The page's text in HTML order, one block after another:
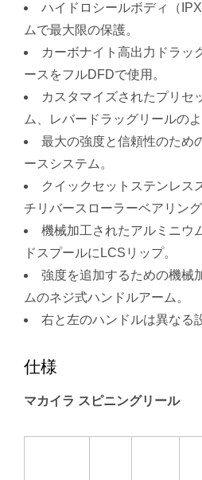
ハイドロシールボディ（
ムで最大限の保護。
カーボナイト高出力ドラッ
ースをフルDFDで使用。
カスタマイズされたプリセ
ム、レバードラッグリールの
最大の強度と信頼性のため
ースシステム。
クイックセットステンレス
チリバースローラーベアリング
機械加工されたアルミニウ
ドスプールにLCSリップ。
強度を追加するための機械
ムのネジ式ハンドルアーム。
右と左のハンドルは異なる
仕様
マカイラ スピニングリール